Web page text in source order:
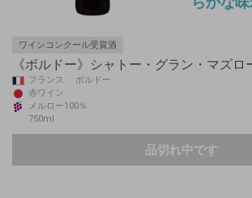
ワインコンクール受賞酒
《ボルドー》シャトー・グラン・マズロ
フランス ボルドー
赤ワイン
メルロー100％
750ml
品切れ中です